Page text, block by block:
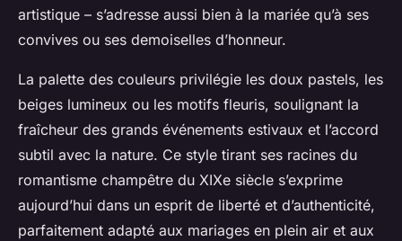
artistique – s’adresse aussi bien à la mariée qu’à ses
convives ou ses demoiselles d’honneur.
La palette des couleurs privilégie les doux pastels, les
beiges lumineux ou les motifs fleuris, soulignant la
fraîcheur des grands événements estivaux et l’accord
subtil avec la nature. Ce style tirant ses racines du
romantisme champêtre du XIXe siècle s’exprime
aujourd’hui dans un esprit de liberté et d’authenticité,
parfaitement adapté aux mariages en plein air et aux